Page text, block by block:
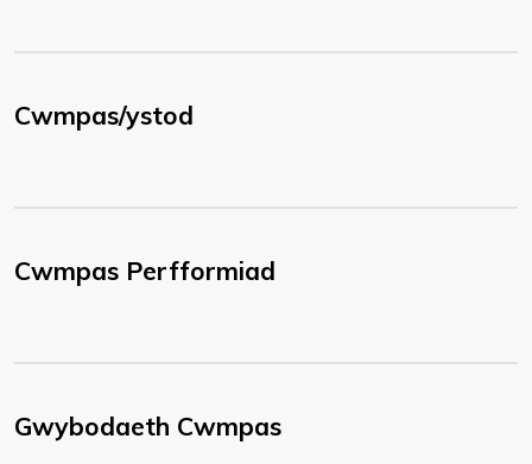
Cwmpas/ystod
Cwmpas Perfformiad
Gwybodaeth Cwmpas